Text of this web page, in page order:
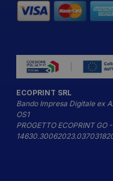
ECOPRINT SRL
Bando Impresa Digitale ex
OS1
PROGETTO ECOPRINT GO